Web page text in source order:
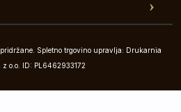
Spletno trgovino upravlja: Drukarnia
z o.o. ID: PL6462933172